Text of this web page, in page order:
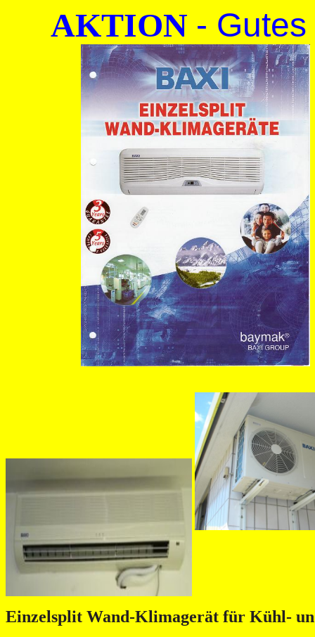
AKTION -
Einzelsplit Wand-Klimagerät für Kühl-